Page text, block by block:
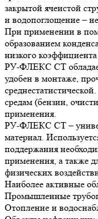
закрытой ячеистой
и водопоглощение –
При применении в
образованием
низкого
РУ-ФЛЕКС СТ
удобен в монтаже,
средам (бензин,
применения.
РУ-ФЛЕКС СТ –
материал.
поддержания
применения, а также
физических
Наиболее активные
Промышленные
Отопление и